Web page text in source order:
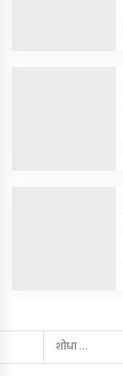
यांचा
शोध